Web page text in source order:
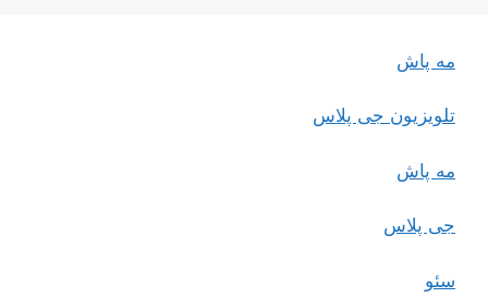
مه پاش
تلویزیون جی پلاس
مه پاش
جی پلاس
سئو